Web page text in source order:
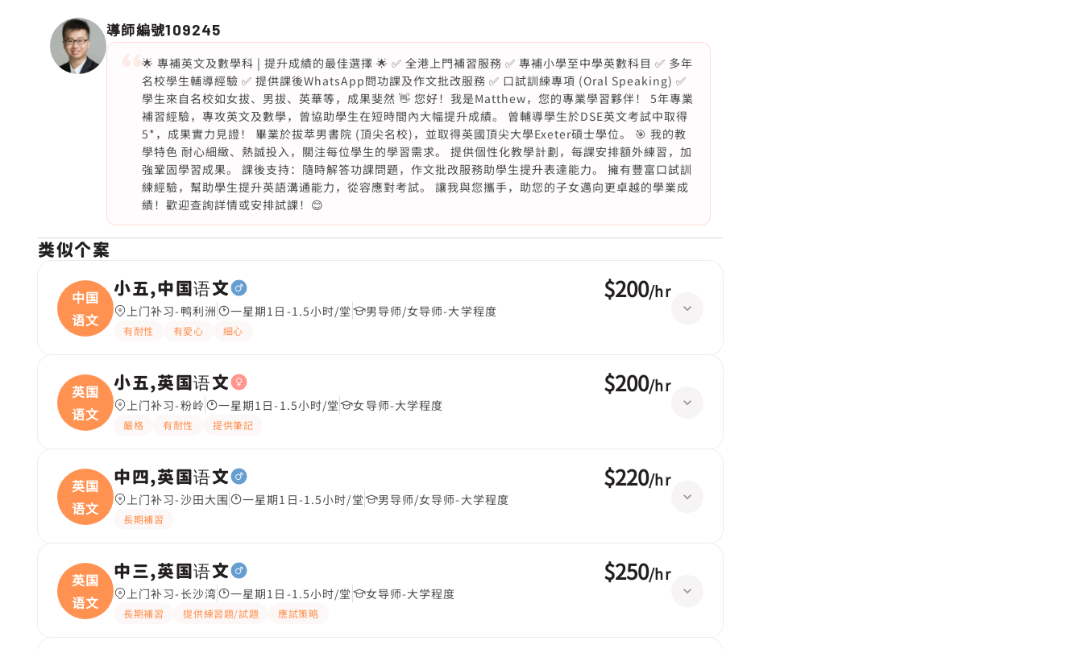
導師編號109245
🌟 專補英文及數學科 | 提升成績的最佳選擇 🌟 ✅ 全港上門補習服務 ✅ 專補小學至中學英數科目 ✅ 多年
名校學生輔導經驗 ✅ 提供課後WhatsApp問功課及作文批改服務 ✅ 口試訓練專項 (Oral Speaking) ✅
學生來自名校如女拔、男拔、英華等，成果斐然 👋 您好！我是Matthew，您的專業學習夥伴！ 5年專業
補習經驗，專攻英文及數學，曾協助學生在短時間內大幅提升成績。 曾輔導學生於DSE英文考試中取得
5*，成果實力見證！ 畢業於拔萃男書院 (頂尖名校)，並取得英國頂尖大學Exeter碩士學位。 🎯 我的教
學特色 耐心細緻、熱誠投入，關注每位學生的學習需求。 提供個性化教學計劃，每課安排額外練習，加
強鞏固學習成果。 課後支持：隨時解答功課問題，作文批改服務助學生提升表達能力。 擁有豐富口試訓
練經驗，幫助學生提升英語溝通能力，從容應對考試。 讓我與您攜手，助您的子女邁向更卓越的學業成
績！歡迎查詢詳情或安排試課！😊
类似个案
中国
语文
小五,中国语文
上门补习-鸭利洲 一星期1日-1.5小时/堂 男导师/女导师-大学程度
有耐性 有愛心 細心
$200/hr
英国
语文
小五,英国语文
上门补习-粉岭 一星期1日-1.5小时/堂 女导师-大学程度
嚴格 有耐性 提供筆記
$200/hr
英国
语文
中四,英国语文
上门补习-沙田大围 一星期1日-1.5小时/堂 男导师/女导师-大学程度
長期補習
$220/hr
英国
语文
中三,英国语文
上门补习-长沙湾 一星期1日-1.5小时/堂 女导师-大学程度
長期補習 提供練習題/試題 應試策略
$250/hr